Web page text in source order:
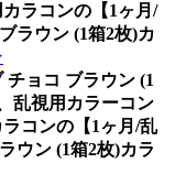
ラコンの【1ヶ月/
ラウン (1箱2枚)カ
チョコ ブラウン (1
乱視用カラーコン
コンの【1ヶ月/乱
ウン (1箱2枚)カラ